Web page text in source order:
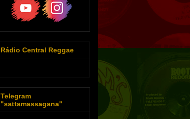
Rádio Central Reggae
Telegram
"sattamassagana"